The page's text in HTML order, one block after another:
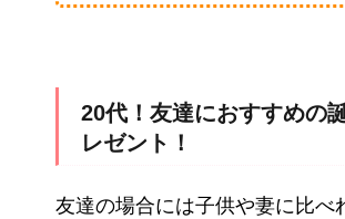
20代！友達におすすめの
レゼント！
友達の場合には子供や妻に比べ